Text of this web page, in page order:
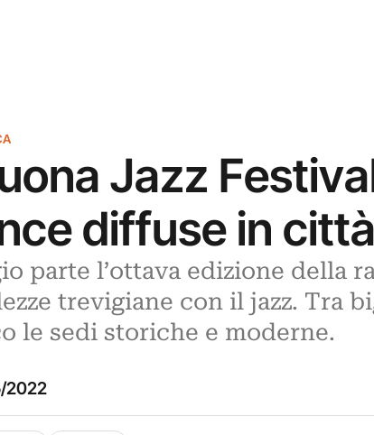
Jazz
diffuse in città
parte l’ottava edizione della
trevigiane con il jazz. Tra
le sedi storiche e moderne.
2022